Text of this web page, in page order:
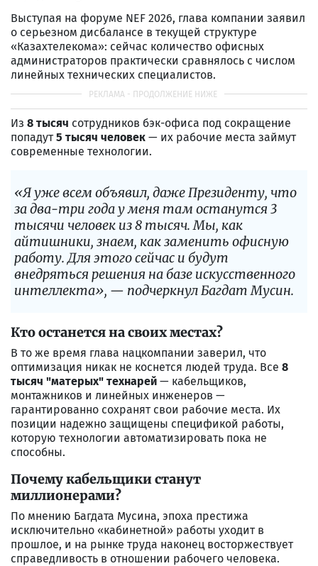
Выступая на форуме NEF 2026, глава компании заявил
о серьезном дисбалансе в текущей структуре
«Казахтелекома»: сейчас количество офисных
администраторов практически сравнялось с числом
линейных технических специалистов.
Из 8 тысяч сотрудников бэк-офиса под сокращение
попадут5 тысяч человек — их рабочие места займут
современные технологии.
«Я уже всем объявил, даже Президенту, что
за два-три года у меня там останутся 3
тысячи человек из 8 тысяч. Мы, как
айтишники, знаем, как заменить офисную
работу. Для этого сейчас и будут
внедряться решения на базе искусственного
интеллекта», — подчеркнул Багдат Мусин.
Кто останется на своих местах?
В то же время глава нацкомпании заверил, что
оптимизация никак не коснется людей труда. Все 8
тысяч "матерых" технарей — кабельщиков,
монтажников и линейных инженеров —
гарантированно сохранят свои рабочие места. Их
позиции надежно защищены спецификой работы,
которую технологии автоматизировать пока не
способны.
Почему кабельщики станут
миллионерами?
По мнению Багдата Мусина, эпоха престижа
исключительно «кабинетной» работы уходит в
прошлое, и на рынке труда наконец восторжествует
справедливость в отношении рабочего человека.